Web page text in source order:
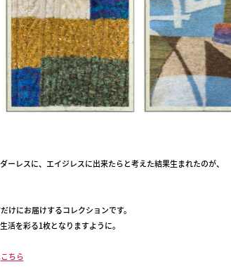
ーレスに、エイジレスに出来たらと考えた結果生まれたのが、
けにお届けするコレクションです。
活を彩る1枚となりますように。
こちら